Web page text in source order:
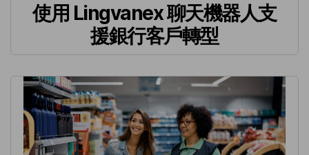
使用 Lingvanex 聊天機器人支
援銀行客戶轉型